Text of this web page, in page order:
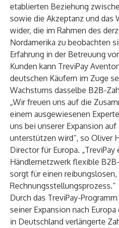
etablierten Beziehung
sowie die Akzeptanz und das
wider, die im Rahmen des
Nordamerika zu beobachten
Erfahrung in der Betreuung
Kunden kann TreviPay
deutschen Käufern im Zuge
Wachstums dasselbe B2B-
„Wir freuen uns auf die
einem ausgewiesenen
uns bei unserer Expansion
unterstützen wird“, so Oliver
Director für Europa.
Händlernetzwerk flexible
sorgt für einen reibungslosen,
Rechnungsstellungsprozess.“
Durch das TreviPay-
seiner Expansion nach
in Deutschland verlängerte